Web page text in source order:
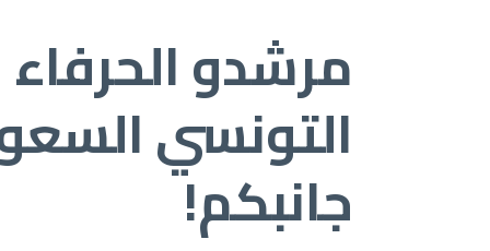
مرشدو الحرفاء
التونسي
جانبكم!